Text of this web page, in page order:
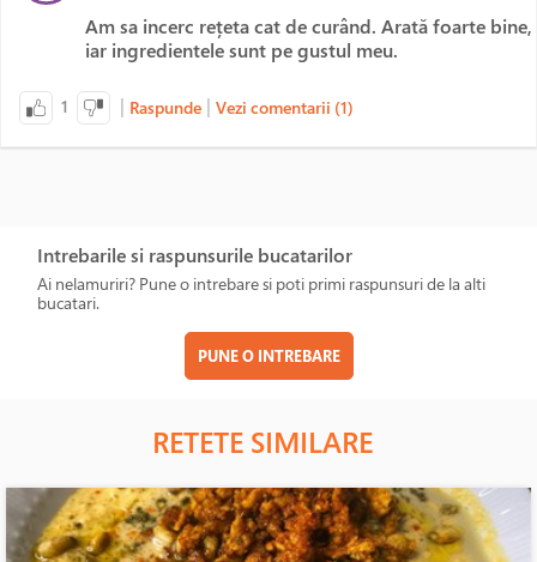
Am sa incerc rețeta cat de curând. Arată foarte bine,
iar ingredientele sunt pe gustul meu.
1 | Raspunde | Vezi comentarii (1)
Intrebarile si raspunsurile bucatarilor
Ai nelamuriri? Pune o intrebare si poti primi raspunsuri de la alti
bucatari.
PUNE O INTREBARE
RETETE SIMILARE